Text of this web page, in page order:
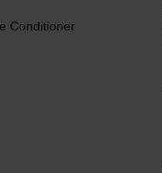
Conditioner